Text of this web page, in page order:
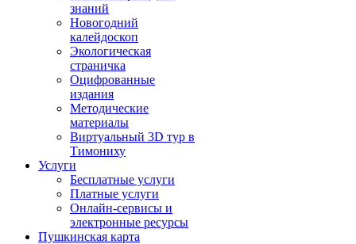
знаний
Новогодний
калейдоскоп
Экологическая
страничка
Оцифрованные
издания
Методические
материалы
Виртуальный 3D тур в
Тимониху
Услуги
Бесплатные услуги
Платные услуги
Онлайн-сервисы и
электронные ресурсы
Пушкинская карта